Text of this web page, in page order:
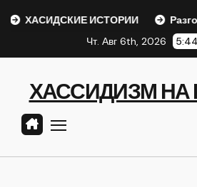
ИСТОРИИ Разговор с
Чт. Авг 6th, 2026
ХАССИДИЗМ НА